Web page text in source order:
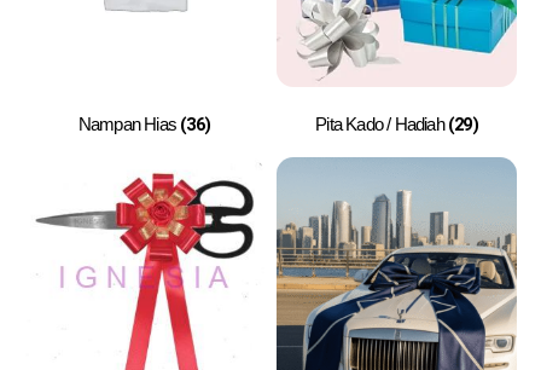
Nampan Hias (36) Pita Kado / Hadiah(29)